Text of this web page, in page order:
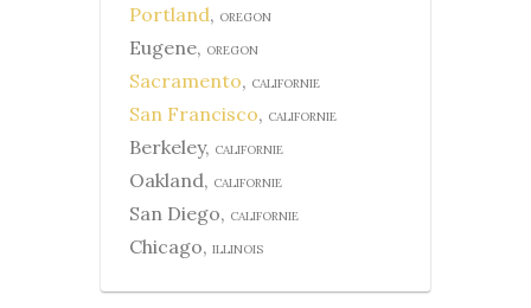
Portland, OREGON
Eugene, OREGON
Sacramento, CALIFORNIE
San Francisco, CALIFORNIE
Berkeley, CALIFORNIE
Oakland, CALIFORNIE
San Diego, CALIFORNIE
Chicago, ILLINOIS